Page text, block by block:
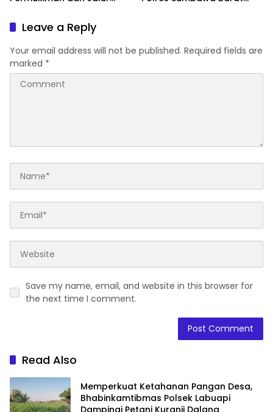
Tetap Kondusif
Leave a Reply
Your email address will not be published. Required fields are
marked *
Save my name, email, and website in this browser for
the next time I comment.
Read Also
Memperkuat Ketahanan Pangan Desa,
Bhabinkamtibmas Polsek Labuapi
Dampingi Petani Kuranji Dalang